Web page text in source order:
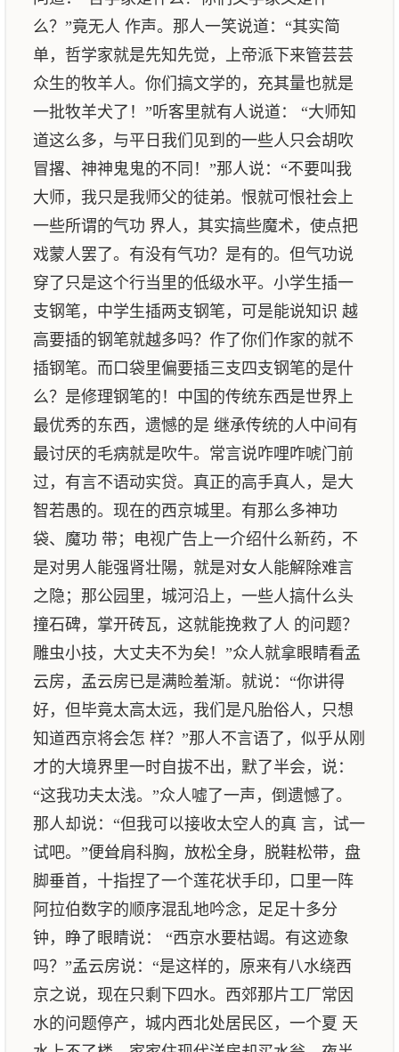
么？”竟无人 作声。那人一笑说道：“其实简
单，哲学家就是先知先觉，上帝派下来管芸芸
众生的牧羊人。你们搞文学的，充其量也就是
一批牧羊犬了！”听客里就有人说道： “大师知
道这么多，与平日我们见到的一些人只会胡吹
冒撂、神神鬼鬼的不同！”那人说：“不要叫我
大师，我只是我师父的徒弟。恨就可恨社会上
一些所谓的气功 界人，其实搞些魔术，使点把
戏蒙人罢了。有没有气功？是有的。但气功说
穿了只是这个行当里的低级水平。小学生插一
支钢笔，中学生插两支钢笔，可是能说知识 越
高要插的钢笔就越多吗？作了你们作家的就不
插钢笔。而口袋里偏要插三支四支钢笔的是什
么？是修理钢笔的！中国的传统东西是世界上
最优秀的东西，遗憾的是 继承传统的人中间有
最讨厌的毛病就是吹牛。常言说咋哩咋唬门前
过，有言不语动实贷。真正的高手真人，是大
智若愚的。现在的西京城里。有那么多神功
袋、魔功 带；电视广告上一介绍什么新药，不
是对男人能强肾壮陽，就是对女人能解除难言
之隐；那公园里，城河沿上，一些人搞什么头
撞石碑，掌开砖瓦，这就能挽救了人 的问题？
雕虫小技，大丈夫不为矣！”众人就拿眼睛看孟
云房，孟云房已是满睑羞渐。就说：“你讲得
好，但毕竟太高太远，我们是凡胎俗人，只想
知道西京将会怎 样？”那人不言语了，似乎从刚
才的大境界里一时自拔不出，默了半会，说：
“这我功夫太浅。”众人嘘了一声，倒遗憾了。
那人却说：“但我可以接收太空人的真 言，试一
试吧。”便耸肩科胸，放松全身，脱鞋松带，盘
脚垂首，十指捏了一个莲花状手印，口里一阵
阿拉伯数字的顺序混乱地吟念，足足十多分
钟，睁了眼睛说： “西京水要枯竭。有这迹象
吗？”孟云房说：“是这样的，原来有八水绕西
京之说，现在只剩下四水。西郊那片工厂常因
水的问题停产，城内西北处居民区，一个夏 天